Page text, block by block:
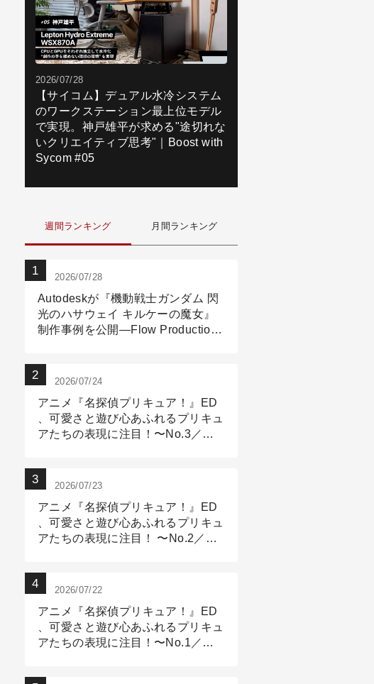
2026/07/28
【サイコム】デュアル水冷システム
のワークステーション最上位モデル
で実現。神戸雄平が求める"途切れな
いクリエイティブ思考"｜Boost with
Sycom #05
週間ランキング 月間ランキング
2026/07/28
Autodeskが『機動戦士ガンダム 閃
光のハサウェイ キルケーの魔女』
制作事例を公開―Flow Production
2026/07/24
アニメ『名探偵プリキュア！』ED
、可愛さと遊び心あふれるプリキュ
アたちの表現に注目！〜No.3／ア
2026/07/23
アニメ『名探偵プリキュア！』ED
、可愛さと遊び心あふれるプリキュ
アたちの表現に注目！ 〜No.2／モ
2026/07/22
アニメ『名探偵プリキュア！』ED
、可愛さと遊び心あふれるプリキュ
アたちの表現に注目！〜No.1／演